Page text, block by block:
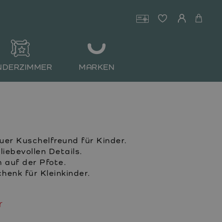
MARKEN
Kuschelfreund für Kinder.
Details.
auf der Pfote.
für Kleinkinder.